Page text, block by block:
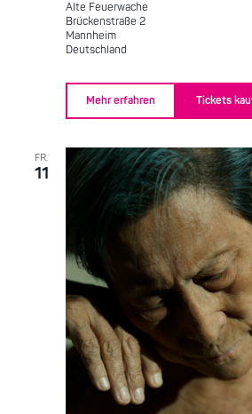
Alte Feuerwache
Brückenstraße 2
Mannheim
Deutschland
Mehr erfahren Tickets
FR.
11